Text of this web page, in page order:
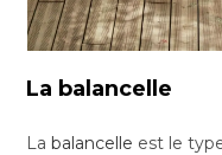
La balancelle
Labalancelle est le